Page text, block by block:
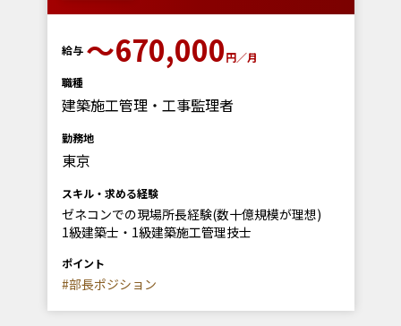
給与 〜670,000円／月
職種
建築施工管理・工事監理者
勤務地
東京
スキル・求める経験
ゼネコンでの現場所長経験(数十億規模が理想)
1級建築士・1級建築施工管理技士
ポイント
#部長ポジション